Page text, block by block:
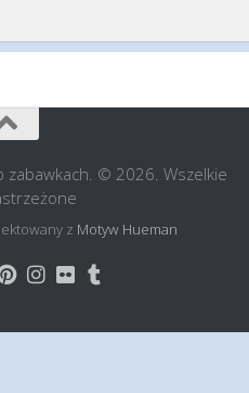
zabawkach. © 2026. Wszelkie
z Motyw Hueman